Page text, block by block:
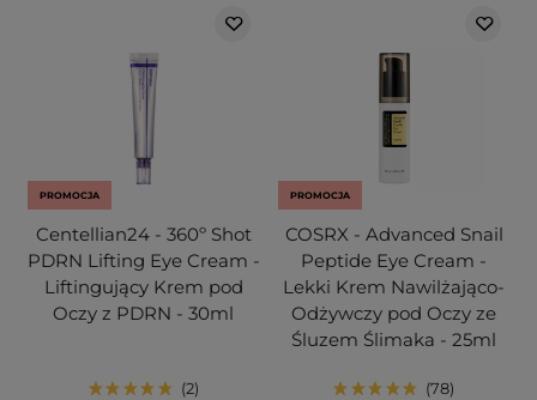
PROMOCJA
Centellian24 - 360º Shot
PDRN Lifting Eye Cream -
Liftingujący Krem pod
Oczy z PDRN - 30ml
2
PROMOCJA
COSRX - Advanced Snail
Peptide Eye Cream -
Lekki Krem Nawilżająco-
Odżywczy pod Oczy ze
Śluzem Ślimaka - 25ml
78